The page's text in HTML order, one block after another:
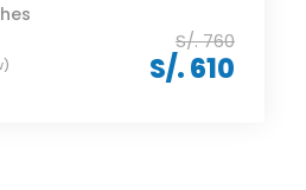
S/. 760
S/. 610